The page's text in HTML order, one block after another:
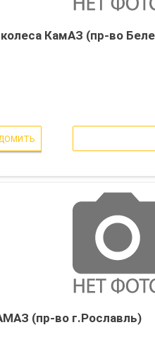
КамАЗ (пр-во
(пр-во г.Рославль)